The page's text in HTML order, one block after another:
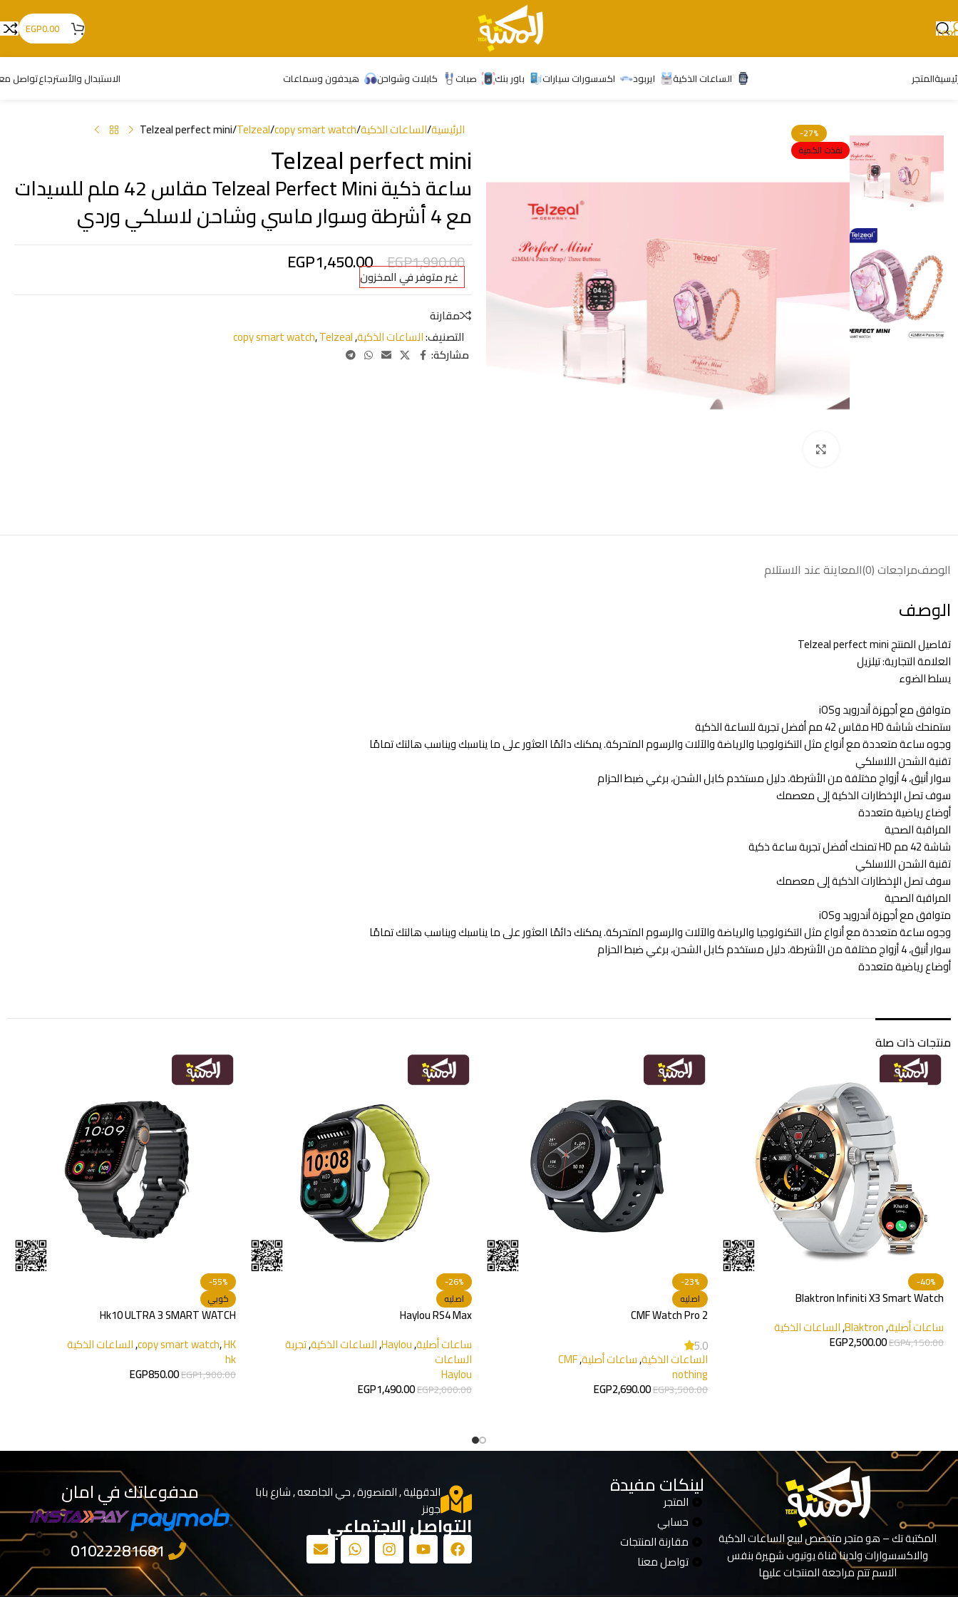
Skip to main content
EGP0.00
المتجر الساعات الذكية ايربود اكسسورات سيارات باور بنك صبات كابلات وشواحن هيدفون وسماعات الاستبدال والأسترجاعتواصل
-27%
نفذت الكمية
الرئيسية/الساعات الذكية/
copy smart watch
/
Telzeal
/
Telzeal perfect mini
Telzeal perfect mini
ساعة ذكية Telzeal Perfect Mini مقاس 42 ملم للسيدات
مع 4 أشرطة وسوار ماسي وشاحن لاسلكي وردي
EGP1,990.00
EGP1,450.00
غير متوفر في المخزون
مقارنة
التصنيف:الساعات الذكية,
copy smart watch,Telzeal
مشاركة:
الوصفمراجعات (0) المعاينة عند الاستلام
الوصف
تفاصيل المنتج Telzeal perfect mini
العلامة التجارية:تيلزيل
يسلط الضوء
متوافق مع أجهزة أندرويد وiOS
ستمنحك شاشة HD مقاس 42 مم أفضل تجربة للساعة الذكية
وجوه ساعة متعددة مع أنواع مثل التكنولوجيا والرياضة والآلات والرسوم المتحركة. يمكنك دائمًا العثور على ما يناسبك ويناسب هالتك تمامًا
تقنية الشحن اللاسلكي
سوار أنيق، 4 أزواج مختلفة من الأشرطة، دليل مستخدم كابل الشحن، برغي ضبط الحزام
سوف تصل الإخطارات الذكية إلى معصمك
أوضاع رياضية متعددة
المراقبة الصحية
شاشة 42 مم HD تمنحك أفضل تجربة ساعة ذكية
تقنية الشحن اللاسلكي
سوف تصل الإخطارات الذكية إلى معصمك
المراقبة الصحية
متوافق مع أجهزة أندرويد وiOS
وجوه ساعة متعددة مع أنواع مثل التكنولوجيا والرياضة والآلات والرسوم المتحركة. يمكنك دائمًا العثور على ما يناسبك ويناسب هالتك تمامًا
سوار أنيق، 4 أزواج مختلفة من الأشرطة، دليل مستخدم كابل الشحن، برغي ضبط الحزام
أوضاع رياضية متعددة
منتجات ذات صلة
-40%
Blaktron Infiniti X3 Smart Watch
ساعات أصلية,
Blaktron
,الساعات الذكية
EGP4,150.00
EGP2,500.00
-23%
اصليه
CMF Watch Pro 2
5.0
الساعات الذكية,ساعات أصلية,
CMF
nothing
EGP3,500.00
EGP2,690.00
-26%
اصليه
Haylou RS4 Max
ساعات أصلية,
Haylou
,الساعات الذكية,تجربة
الساعات
Haylou
EGP2,000.00
EGP1,490.00
-55%
كوبي
Hk10 ULTRA 3 SMART WATCH
copy smart watch,HK
,الساعات الذكية
hk
EGP1,900.00
EGP850.00
المكتبة تك – هو متجر متخصص لبيع الساعات الذكية
والاكسسوارات ولدينا قناة يوتيوب شهيرة بنفس
الاسم تتم مراجعة المنتجات عليها
لينكات مفيدة
المتجر
حسابي
مقارنة المنتجات
تواصل معنا
الدقهلية , المنصورة , حي الجامعه , شارع بابا
جونز
التواصل الاجتماعي
مدفوعاتك في امان